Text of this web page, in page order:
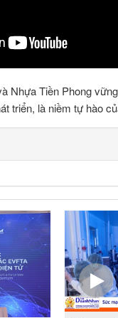
Nhựa Tiền Phong
triển, là niềm tự hào